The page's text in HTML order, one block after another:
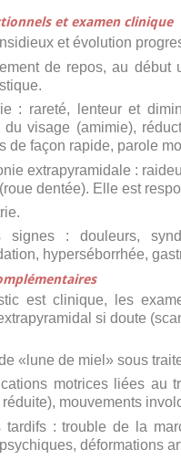
et examen clinique
et évolution
de repos, au début
: rareté, lenteur et
du visage (amimie),
de façon rapide, parole
extrapyramidale :
dentée). Elle est
signes : douleurs,
hyperséborrhée,
est clinique, les
si doute
« lune de miel » sous
motrices liées au
mouvements
tardifs : trouble de la
déformations